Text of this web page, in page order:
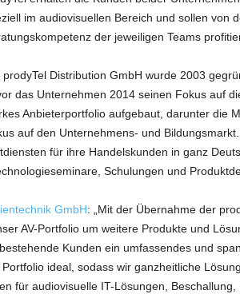
im audiovisuellen Bereich und sollen von
der jeweiligen Teams
prodyTel Distribution GmbH wurde 2003
das Unternehmen 2014 seinen Fokus auf
Anbieterportfolio aufgebaut, darunter die
auf den Unternehmens- und
für ihre Handelskunden in ganz
Schulungen und
GmbH: „Mit der Übernahme der
AV-Portfolio um weitere Produkte und
Kunden ein umfassendes und
ideal, sodass wir ganzheitliche
für audiovisuelle IT-Lösungen,